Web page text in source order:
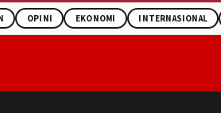
OPINI EKONOMI INTERNASIONAL